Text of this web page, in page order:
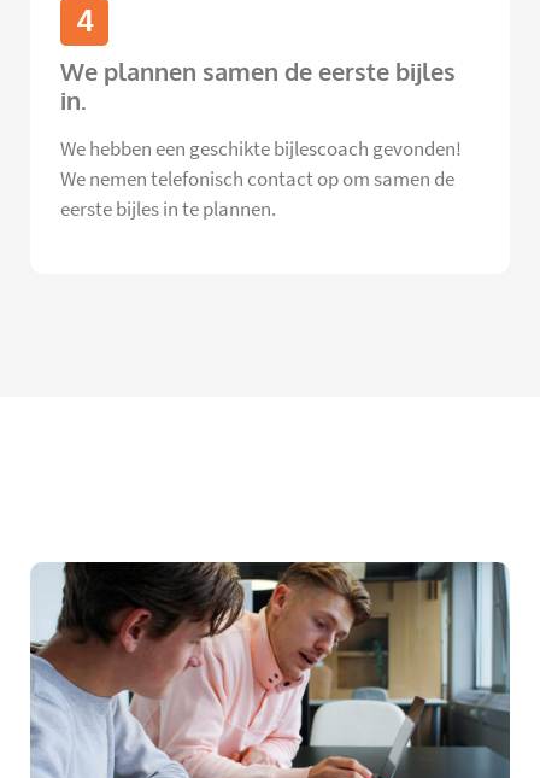
4
We plannen samen de eerste bijles
in.
We hebben een geschikte bijlescoach gevonden!
We nemen telefonisch contact op om samen de
eerste bijles in te plannen.